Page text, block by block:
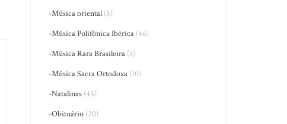
-Música oriental (5)
-Música Polifônica Ibérica (46)
-Música Rara Brasileira (3)
-Música Sacra Ortodoxa (10)
-Natalinas (45)
-Obituário (20)